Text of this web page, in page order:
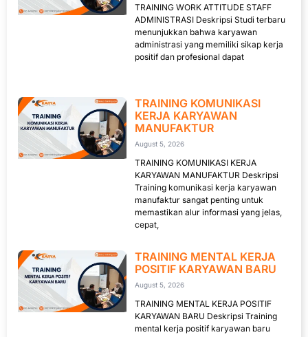
TRAINING WORK ATTITUDE STAFF
ADMINISTRASI Deskripsi Studi terbaru
menunjukkan bahwa karyawan
administrasi yang memiliki sikap kerja
positif dan profesional dapat
TRAINING KOMUNIKASI
KERJA KARYAWAN
MANUFAKTUR
August 5, 2026
TRAINING KOMUNIKASI KERJA
KARYAWAN MANUFAKTUR Deskripsi
Training komunikasi kerja karyawan
manufaktur sangat penting untuk
memastikan alur informasi yang jelas,
cepat,
TRAINING MENTAL KERJA
POSITIF KARYAWAN BARU
August 5, 2026
TRAINING MENTAL KERJA POSITIF
KARYAWAN BARU Deskripsi Training
mental kerja positif karyawan baru